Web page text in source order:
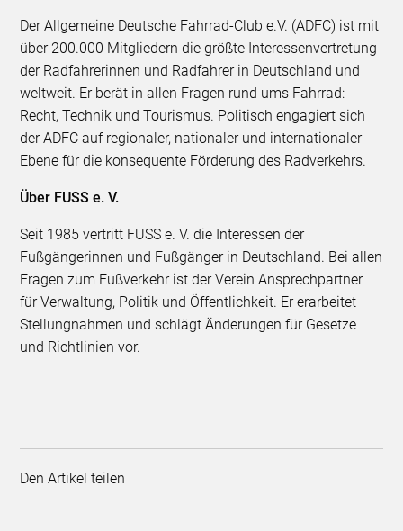
Der Allgemeine Deutsche Fahrrad-Club e.V. (ADFC) ist mit
über 200.000 Mitgliedern die größte Interessenvertretung
der Radfahrerinnen und Radfahrer in Deutschland und
weltweit. Er berät in allen Fragen rund ums Fahrrad:
Recht, Technik und Tourismus. Politisch engagiert sich
der ADFC auf regionaler, nationaler und internationaler
Ebene für die konsequente Förderung des Radverkehrs.
Über FUSS e. V.
Seit 1985 vertritt FUSS e. V. die Interessen der
Fußgängerinnen und Fußgänger in Deutschland. Bei allen
Fragen zum Fußverkehr ist der Verein Ansprechpartner
für Verwaltung, Politik und Öffentlichkeit. Er erarbeitet
Stellungnahmen und schlägt Änderungen für Gesetze
und Richtlinien vor.
Den Artikel teilen